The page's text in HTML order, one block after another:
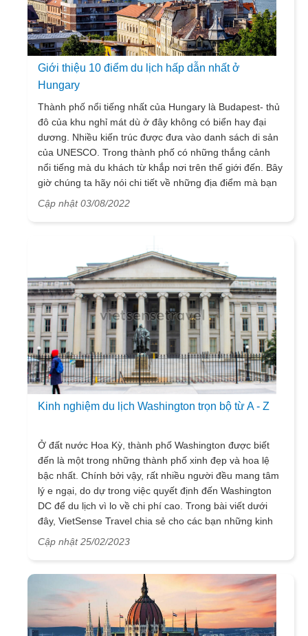
Giới thiệu 10 điểm du lịch hấp dẫn nhất ở
Hungary
Thành phố nổi tiếng nhất của Hungary là Budapest- thủ
đô của khu nghỉ mát dù ở đây không có biển hay đại
dương. Nhiều kiến ​​trúc được đưa vào danh sách di sản
của UNESCO. Trong thành phố có những thắng cảnh
nổi tiếng mà du khách từ khắp nơi trên thế giới đến. Bây
giờ chúng ta hãy nói chi tiết về những địa điểm mà bạn
cần đưa vào danh sách "phải có" nếu máy bay của bạn
Cập nhật 03/08/2022
Kinh nghiệm du lịch Washington trọn bộ từ A - Z
Ở đất nước Hoa Kỳ, thành phố Washington được biết
đến là một trong những thành phố xinh đẹp và hoa lệ
bậc nhất. Chính bởi vậy, rất nhiều người đều mang tâm
lý e ngại, do dự trong việc quyết định đến Washington
DC để du lịch vì lo về chi phí cao. Trong bài viết dưới
đây, VietSense Travel chia sẻ cho các bạn những kinh
nghiệm khi du lịch đến thành phố này nhé.
Cập nhật 25/02/2023